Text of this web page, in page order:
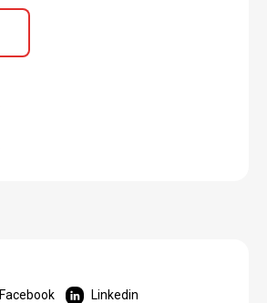
Facebook Linkedin